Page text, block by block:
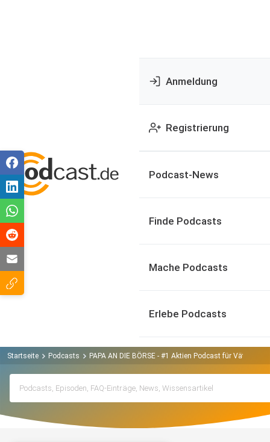
Anmeldung
Registrierung
Podcast-News
Finde Podcasts
Mache Podcasts
Erlebe Podcasts
Startseite Podcasts PAPA AN DIE BÖRSE - #1 Aktien Podcast für Väter